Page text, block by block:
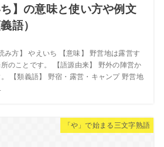
】の意味と使い方や例文
語）
み方】 やえいち 【意味】 野営地は露営す
のことです。 【語源由来】 野外の陣営か
【類義語】 野宿・露営・キャンプ 野営地
「や」で始まる三文字熟語